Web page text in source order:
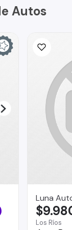
Autos
Luna
Los Ríos